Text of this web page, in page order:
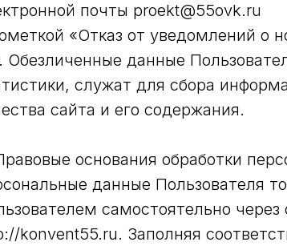
почты proekt@55ovk.ru
«Отказ от уведомлений о
Обезличенные данные
служат для сбора
сайта и его содержания.
основания обработки
данные Пользователя
самостоятельно
konvent55.ru. Заполняя